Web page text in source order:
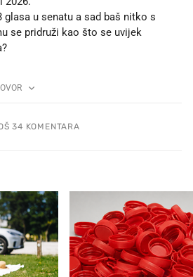
glasa u senatu a sad baš nitko s
se pridruži kao što se uvijek
34 KOMENTARA